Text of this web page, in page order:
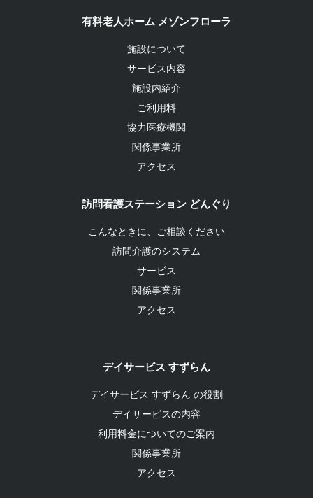
有料老人ホーム メゾンフローラ
施設について
サービス内容
施設内紹介
ご利用料
協力医療機関
関係事業所
アクセス
訪問看護ステーション どんぐり
こんなときに、ご相談ください
訪問介護のシステム
サービス
関係事業所
アクセス
デイサービス すずらん
デイサービス すずらん の役割
デイサービスの内容
利用料金についてのご案内
関係事業所
アクセス